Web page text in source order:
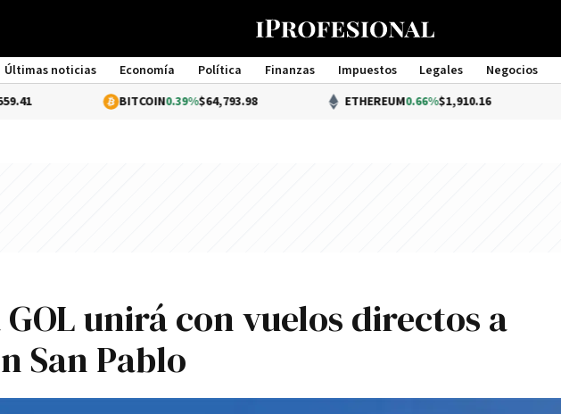
Últimas noticias Economía Política Finanzas Impuestos Legales Negocios
Management
0.39%$64,793.98 ETHEREUM 0.66%$1,910.16
unirá con vuelos directos a
San Pablo